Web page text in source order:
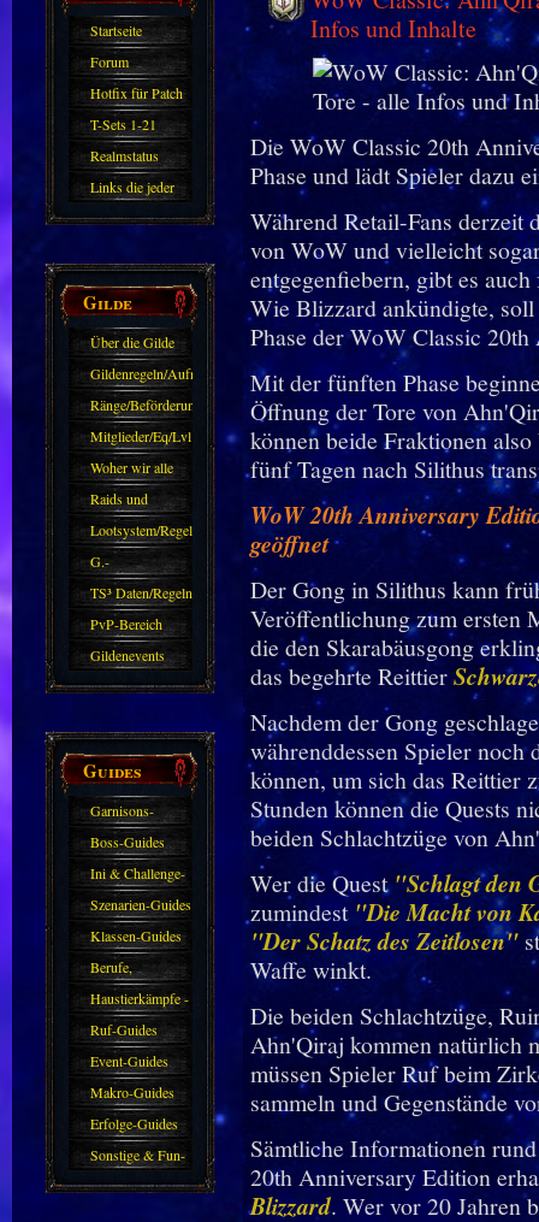
Startseite
Forum
Hotfix für Patch
11.X
T-Sets 1-21
Realmstatus
Links die jeder
kennen sollte?!
Gilde
Über die Gilde
(DAW)
Gildenregeln/Aufnahme
Ränge/Beförderungen
Mitglieder/Eq/Lvl
Woher wir alle
kommen.
Raids und
Zubehör
Lootsystem/Regeln
G.-
Sparkasse/Goldleihen
TS³ Daten/Regeln
PvP-Bereich
Gildenevents
Guides
Garnisons-
Guides
Boss-Guides
Ini & Challenge-
Guides
Szenarien-Guides
Klassen-Guides
Berufe,
Farmkarten und
Haustiere
Haustierkämpfe -
Guide
Ruf-Guides
Event-Guides
Makro-Guides
Erfolge-Guides
Sonstige & Fun-
Guides
Infos und Inhalte
Die WoW Classic 20th
Phase und lädt Spieler dazu
Während Retail-Fans derzeit
von WoW und vielleicht
entgegenfiebern, gibt es
Wie Blizzard ankündigte,
Phase der WoW Classic
Mit der fünften Phase
Öffnung der Tore von
können beide Fraktionen
fünf Tagen nach Silithus
WoW 20th Anniversary
geöffnet
Der Gong in Silithus kann
Veröffentlichung zum ersten
die den Skarabäusgong
das begehrte Reittier
Nachdem der Gong
währenddessen Spieler noch
können, um sich das Reittier
Stunden können die Quests
beiden Schlachtzüge von
Wer die Quest"Schlagt den
zumindest "Die Macht von
"Der Schatz des Zeitlosen"
Waffe winkt.
Die beiden Schlachtzüge,
Ahn'Qiraj kommen natürlich
müssen Spieler Ruf beim
sammeln und Gegenstände
Sämtliche Informationen
20th Anniversary Edition
Blizzard. Wer vor 20 Jahren